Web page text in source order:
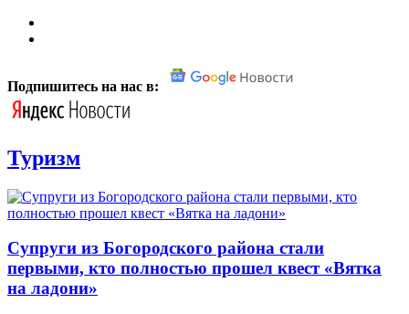
Подпишитесь на нас в:
Туризм
Супруги из Богородского района стали
первыми, кто полностью прошел квест «Вятка
на ладони»